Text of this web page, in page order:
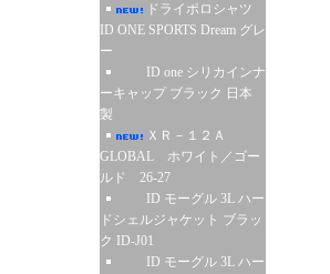
ドライポロシャツ
ID ONE SPORTS Dream グレ
ー
ID one シリカインナ
ーキャップ ブラック 日本
製
ＸＲ－１２Ａ
GLOBAL ホワイト／ゴー
ルド 26-27
ID モーグル 3L ハー
ドシェルジャケット ブラッ
ク ID-J01
ID モーグル 3L ハー